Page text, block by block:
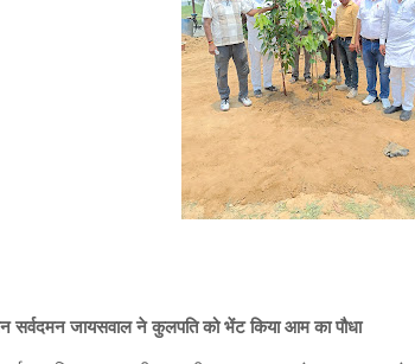
सर्वदमन जायसवाल ने कुलपति को भेंट किया आम का पौधा